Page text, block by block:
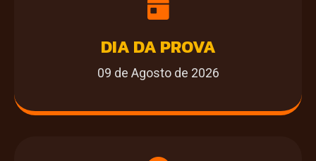
DIA DA PROVA
09 de Agosto de 2026